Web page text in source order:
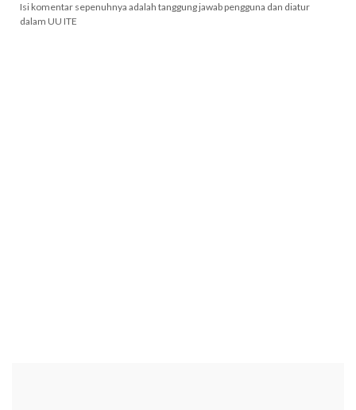
Isi komentar sepenuhnya adalah tanggung jawab pengguna dan diatur
dalam UU ITE